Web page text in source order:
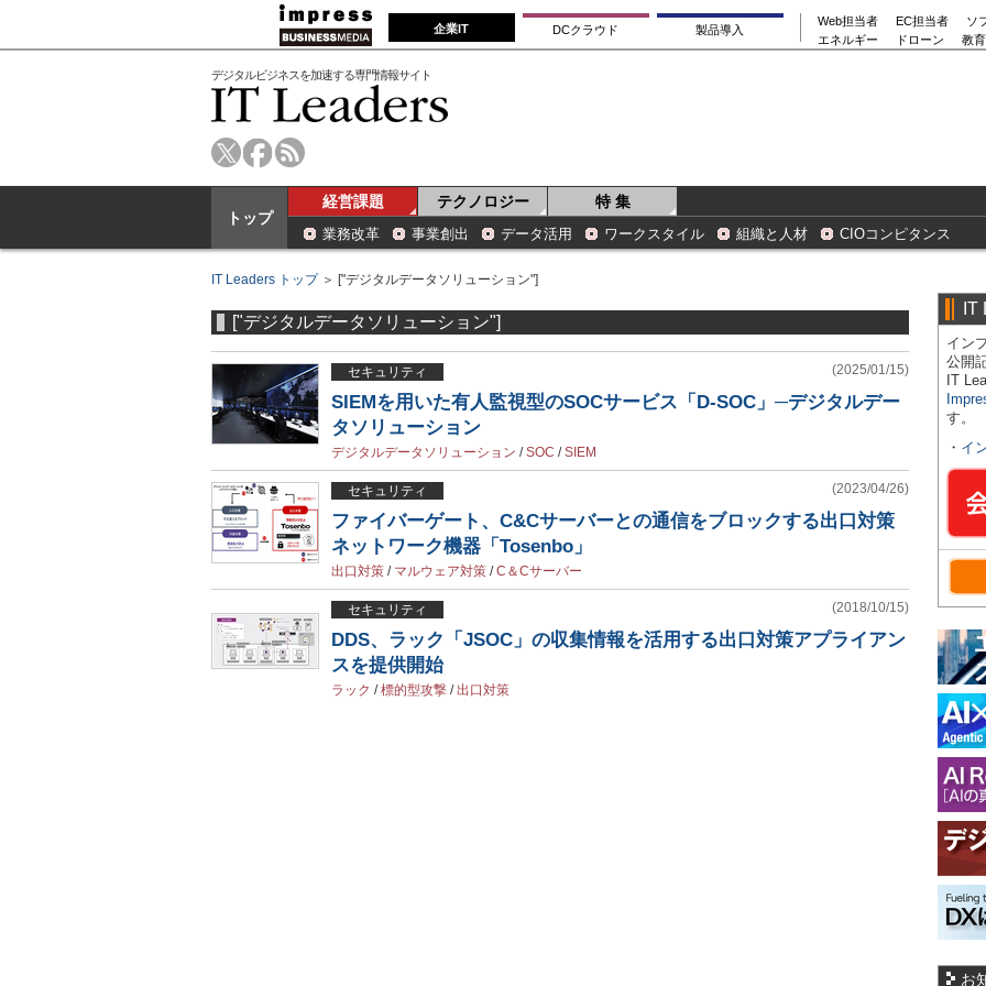
企業IT DCクラウド 製品導入
Web担当者 EC担当者
ソ
エネルギー
ドローン 教
デジタルビジネスを加速する専門情報サイト
トップ
経営課題 テクノロジー 特 集
業務改革 事業創出 データ活用 ワークスタイル 組織と人材 CIOコンピタンス
IT Leaders トップ＞ ["デジタルデータソリューション"]
["デジタルデータソリューション"]
セキュリティ (2025/01/15)
SIEMを用いた有人監視型のSOCサービス「D-SOC」─デジタルデー
タソリューション
デジタルデータソリューション /SOC /SIEM
セキュリティ (2023/04/26)
ファイバーゲート、C&Cサーバーとの通信をブロックする出口対策
ネットワーク機器「Tosenbo」
出口対策 / マルウェア対策 /C＆Cサーバー
セキュリティ (2018/10/15)
DDS、ラック「JSOC」の収集情報を活用する出口対策アプライアン
スを提供開始
ラック /標的型攻撃 /出口対策
IT
イン
公開
IT
す。
・ イ
お